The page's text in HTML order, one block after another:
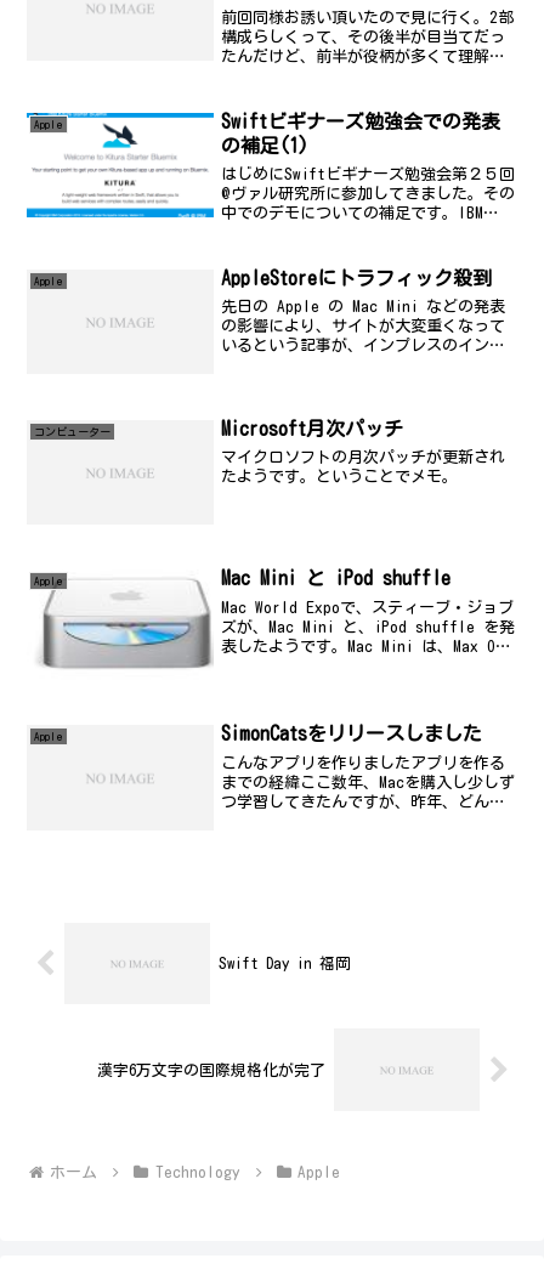
前回同様お誘い頂いたので見に行く。2部
構成らしくって、その後半が目当てだっ
たんだけど、前半が役柄が多くて理解し
めました。ちなみに、昨日の影響で腕が
痛くてしょうがなかった...
Apple
Swiftビギナーズ勉強会での発表
の補足(1)
はじめにSwiftビギナーズ勉強会第２５回
@ヴァル研究所に参加してきました。その
中でのデモについての補足です。IBM
す。前提条件アカウント...
Apple AppleStoreにトラフィック殺到
先日の Apple の Mac Mini などの発表
の影響により、サイトが大変重くなって
いるという記事が、インプレスのインタ
コンビューター Microsoft月次パッチ
マイクロソフトの月次パッチが更新され
たようです。ということでメモ。
Apple Mac Mini と iPod shuffle
Mac World Expoで、スティーブ・ジョブ
ズが、Mac Mini と、iPod shuffle を発
表したようです。Mac Mini は、Max OS
Apple SimonCatsをリリースしました
こんなアプリを作りましたアプリを作る
までの経緯ここ数年、Macを購入し少しず
つ学習してきたんですが、昨年、どんな
Swift Day in 福岡
漢字6万文字の国際規格化が完了
ホーム Technology Apple